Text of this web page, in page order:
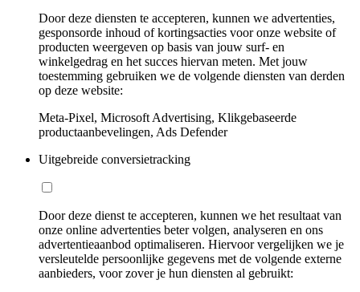
Door deze diensten te accepteren, kunnen we advertenties,
gesponsorde inhoud of kortingsacties voor onze website of
producten weergeven op basis van jouw surf- en
winkelgedrag en het succes hiervan meten. Met jouw
toestemming gebruiken we de volgende diensten van derden
op deze website:
Meta-Pixel, Microsoft Advertising, Klikgebaseerde
productaanbevelingen, Ads Defender
Uitgebreide conversietracking
Door deze dienst te accepteren, kunnen we het resultaat van
onze online advertenties beter volgen, analyseren en ons
advertentieaanbod optimaliseren. Hiervoor vergelijken we je
versleutelde persoonlijke gegevens met de volgende externe
aanbieders, voor zover je hun diensten al gebruikt: